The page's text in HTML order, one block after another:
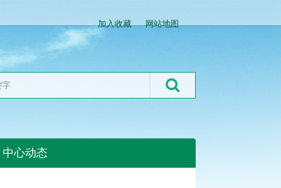
加入收藏 网站地图
中心动态